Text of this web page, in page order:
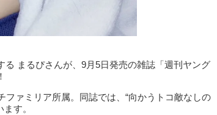
まるぴさんが、9月5日発売の雑誌「週刊ヤング
ファミリア所属。同誌では、“向かうトコ敵なしの
す。